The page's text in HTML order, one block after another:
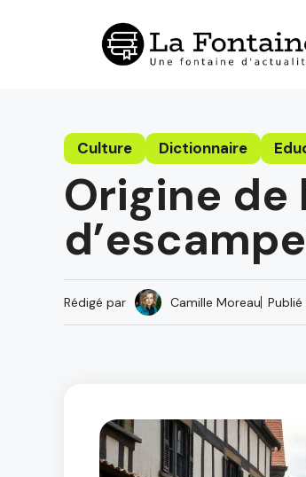
Culture Dictionnaire
Origine de
Rédigé par Camille Moreau Publié